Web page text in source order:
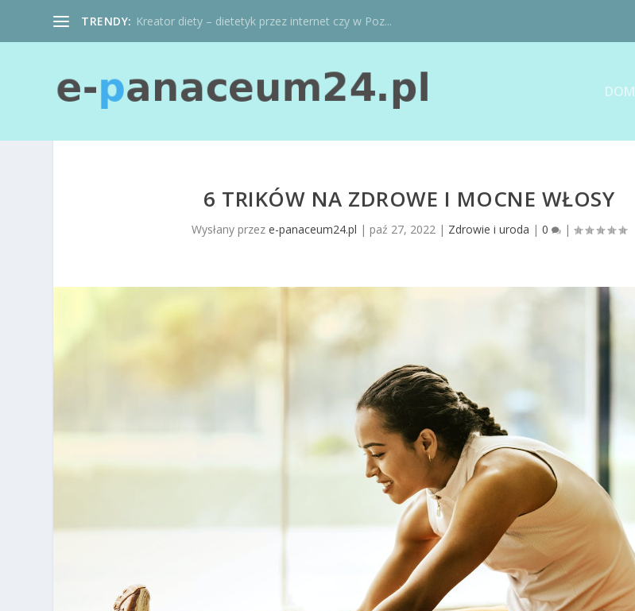
TRENDY: Kreator diety – dietetyk przez internet czy w Poz...
DOM
6 TRIKÓW NA ZDROWE I MOCNE WŁOSY
Wysłany przeze-panaceum24.pl | paź 27, 2022 | Zdrowie i uroda |0 |